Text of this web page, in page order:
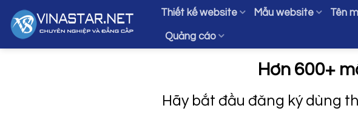
qua
Thiết kế website Mẫu website Tên
Quảng cáo
Hơn 600+
Hãy bắt đầu đăng ký dùng